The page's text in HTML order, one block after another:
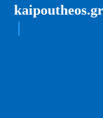
kaipoutheos.gr